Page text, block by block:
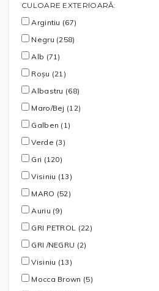
CULOARE EXTERIOARĂ:
Argintiu (67)
Negru (258)
Alb (71)
Roșu (21)
Albastru (68)
Maro/Bej (12)
Galben (1)
Verde (3)
Gri (120)
Visiniu (13)
MARO (52)
Auriu (9)
GRI PETROL (22)
GRI /NEGRU (2)
Visiniu (13)
Mocca Brown (5)